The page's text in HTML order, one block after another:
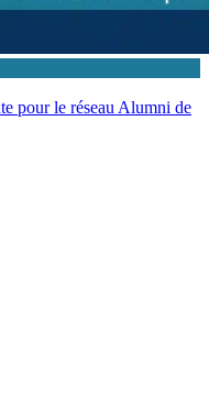
pour le réseau Alumni de